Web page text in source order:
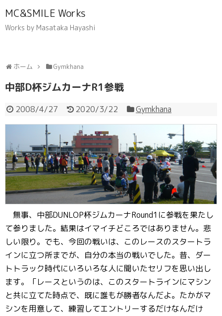
MC&SMILE Works
Works by Masataka Hayashi
ホーム Gymkhana
中部D杯ジムカーナR1参戦
2008/4/27 2020/3/22 Gymkhana
無事、中部DUNLOP杯ジムカーナRound1に参戦を果たし
て参りました。結果はイマイチどころではありません。悲
しい限り。でも、今回の戦いは、このレースのスタートラ
インに立つ所までが、自分の本当の戦いでした。昔、ダー
トトラック時代にいろいろな人に聞いたセリフを思い出し
ます。「レースというのは、このスタートラインにマシン
と共に立てた時点で、既に誰もが勝者なんだよ。たかがマ
シンを用意して、練習してエントリーするだけなんだけ